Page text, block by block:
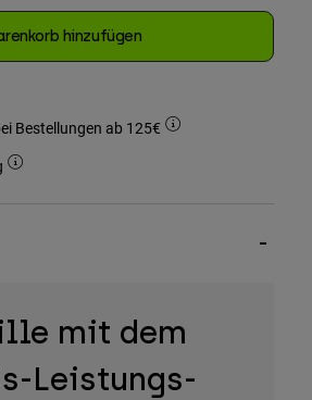
hinzufügen
Bestellungen ab 125€
mit dem
Leistungs-